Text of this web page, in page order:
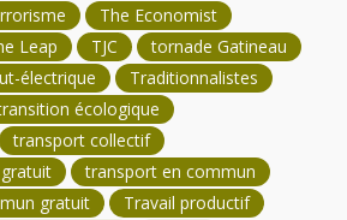
The Economist
Leap TJC
tornade Gatineau
électrique
Traditionnalistes
écologique
transport collectif
transport en commun
gratuit
Travail productif